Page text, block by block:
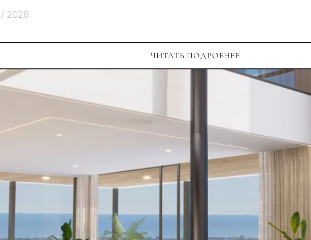
2026
ЧИТАТЬ ПОДРОБНЕЕ
подборка
в
С какой целью вы
рассматриваете недвижимость в
Марбелье?
Первая или вторая резиденция для себя